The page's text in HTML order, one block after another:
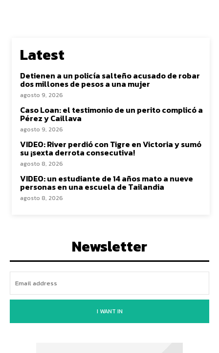
Latest
Detienen a un policía salteño acusado de robar
dos millones de pesos a una mujer
agosto 9, 2026
Caso Loan: el testimonio de un perito complicó a
Pérez y Caillava
agosto 9, 2026
VIDEO: River perdió con Tigre en Victoria y sumó
su ¡sexta derrota consecutiva!
agosto 8, 2026
VIDEO: un estudiante de 14 años mato a nueve
personas en una escuela de Tailandia
agosto 8, 2026
Newsletter
I WANT IN